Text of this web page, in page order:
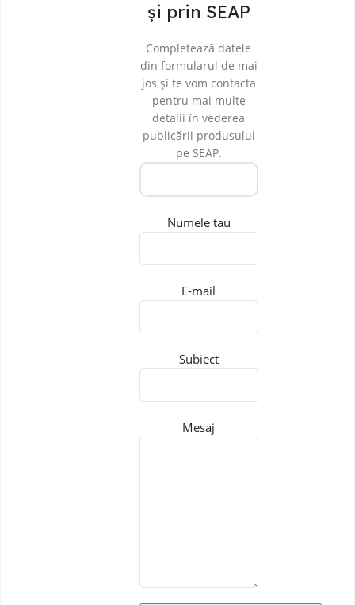
și prin SEAP
Completează datele
din formularul de mai
jos și te vom contacta
pentru mai multe
detalii în vederea
publicării produsului
pe SEAP.
Numele tau
E-mail
Subiect
Mesaj